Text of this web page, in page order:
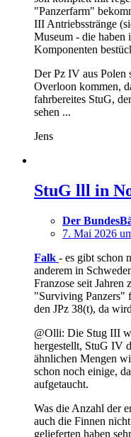
"Panzerfarm"
III Antriebsstränge
Museum - die haben
Komponenten
Der Pz IV aus Polen
Overloon kommen,
fahrbereites StuG,
sehen ...
Jens
StuG lll in
Der
7. Mai 2026
Falk - es gibt schon
anderem in
Franzose seit Jahren
"Surviving Panzers"
den JPz 38(t), da
@Olli: Die Stug III
hergestellt, StuG IV
ähnlichen Mengen
schon noch einige,
aufgetaucht.
Was die Anzahl der
auch die Finnen
gelieferten haben